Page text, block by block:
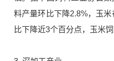
料产量环比下降2.8%，玉
比下降近3个百分点，玉米